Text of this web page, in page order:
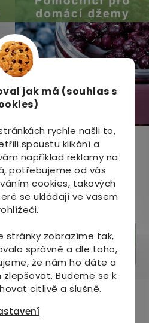
jak má (souhlas s
rychle našli to,
spoustu klikání a
například reklamy na
potřebujeme od vás
cookies, takových
se ukládají ve vašem
stránky zobrazíme tak,
správně a dle toho,
že nám ho dáte a
Budeme se k
citlivě a slušně.
newsletter
vám budeme zasílat
na našem e-
Přihlásit se
s výběrem
poradit? Jsme tu pro vás!